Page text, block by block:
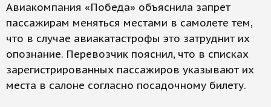
Авиакомпания «Победа» объяснила запрет
пассажирам меняться местами в самолете тем,
что в случае авиакатастрофы это затруднит их
опознание. Перевозчик пояснил, что в списках
зарегистрированных пассажиров указывают их
места в салоне согласно посадочному билету.